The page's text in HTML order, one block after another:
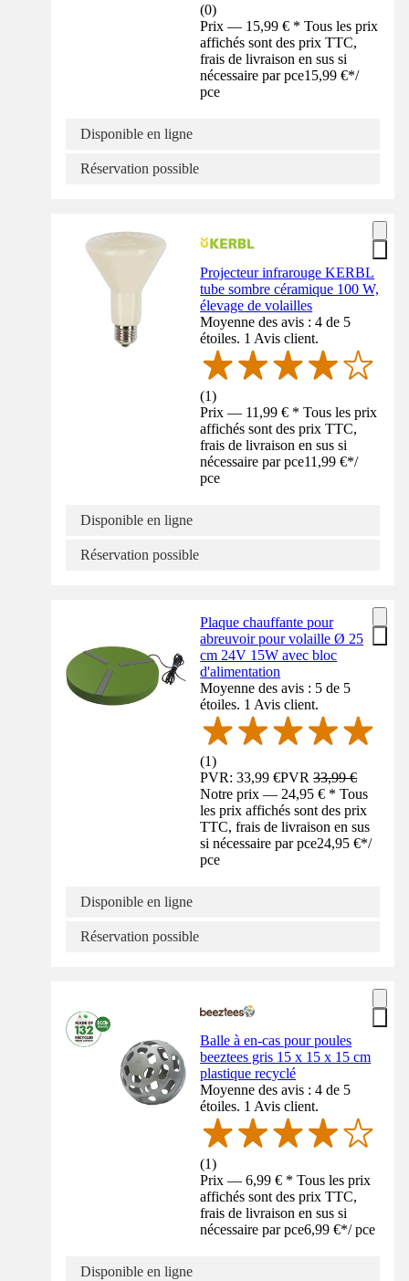
(0)
Prix — 15,99 € * Tous les prix
affichés sont des prix TTC,
frais de livraison en sus si
nécessaire par pce15,99 €*/
pce
Disponible en ligne
Réservation possible
Projecteur infrarouge KERBL
tube sombre céramique 100 W,
élevage de volailles
Moyenne des avis : 4 de 5
étoiles. 1 Avis client.
(1)
Prix — 11,99 € * Tous les prix
affichés sont des prix TTC,
frais de livraison en sus si
nécessaire par pce11,99 €*/
pce
Disponible en ligne
Réservation possible
Plaque chauffante pour
abreuvoir pour volaille Ø 25
cm 24V 15W avec bloc
d'alimentation
Moyenne des avis : 5 de 5
étoiles. 1 Avis client.
(1)
PVR: 33,99 €PVR33,99 €
Notre prix — 24,95 € * Tous
les prix affichés sont des prix
TTC, frais de livraison en sus
si nécessaire par pce24,95 €*/
pce
Disponible en ligne
Réservation possible
Balle à en-cas pour poules
beeztees gris 15 x 15 x 15 cm
plastique recyclé
Moyenne des avis : 4 de 5
étoiles. 1 Avis client.
(1)
Prix — 6,99 € * Tous les prix
affichés sont des prix TTC,
frais de livraison en sus si
nécessaire par pce6,99 €*/ pce
Disponible en ligne